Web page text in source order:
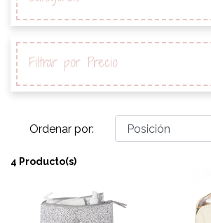
Filtrar por Precio
4 Producto(s)
Ordenar por: